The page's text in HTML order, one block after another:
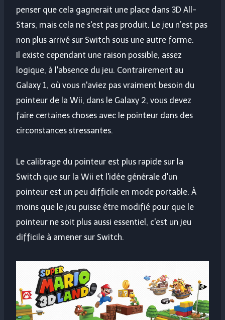
penser que cela gagnerait une place dans 3D All-
Stars, mais cela ne s'est pas produit. Le jeu n’est pas
non plus arrivé sur Switch sous une autre forme.
Il existe cependant une raison possible, assez
logique, à l'absence du jeu. Contrairement au
Galaxy 1, où vous n'aviez pas vraiment besoin du
pointeur de la Wii, dans le Galaxy 2, vous devez
faire certaines choses avec le pointeur dans des
circonstances stressantes.
Le calibrage du pointeur est plus rapide sur la
Switch que sur la Wii et l'idée générale d'un
pointeur est un peu difficile en mode portable. À
moins que le jeu puisse être modifié pour que le
pointeur ne soit plus aussi essentiel, c'est un jeu
difficile à amener sur Switch.